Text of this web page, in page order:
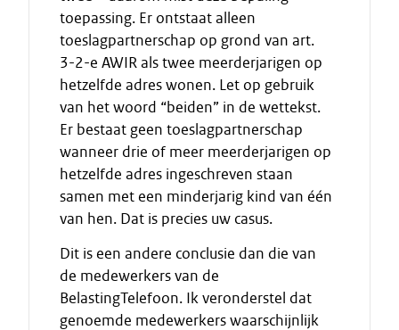
toepassing. Er ontstaat alleen
toeslagpartnerschap op grond van art.
3-2-e AWIR als twee meerderjarigen op
hetzelfde adres wonen. Let op gebruik
van het woord “beiden” in de wettekst.
Er bestaat geen toeslagpartnerschap
wanneer drie of meer meerderjarigen op
hetzelfde adres ingeschreven staan
samen met een minderjarig kind van één
van hen. Dat is precies uw casus.
Dit is een andere conclusie dan die van
de medewerkers van de
BelastingTelefoon. Ik veronderstel dat
genoemde medewerkers waarschijnlijk